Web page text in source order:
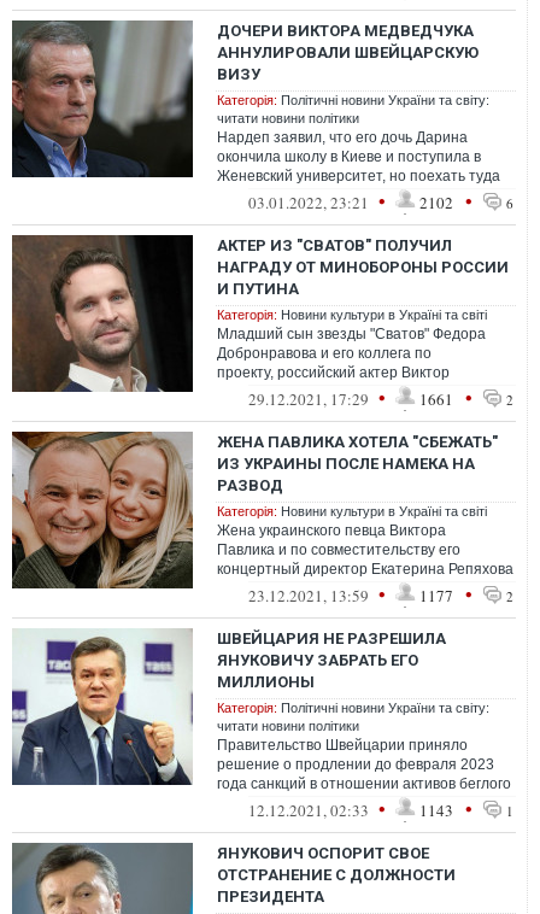
ДОЧЕРИ ВИКТОРА МЕДВЕДЧУКА
АННУЛИРОВАЛИ ШВЕЙЦАРСКУЮ
ВИЗУ
Категорія: Політичні новини України та світу:
читати новини політики
Нардеп заявил, что его дочь Дарина
окончила школу в Киеве и поступила в
Женевский университет, но поехать туда
учиться не смогла.
03.01.2022, 23:21 • 2102 • 6
АКТЕР ИЗ "СВАТОВ" ПОЛУЧИЛ
НАГРАДУ ОТ МИНОБОРОНЫ РОССИИ
И ПУТИНА
Категорія: Новини культури в Україні та світі
Младший сын звезды "Сватов" Федора
Добронравова и его коллега по
проекту, российский актер Виктор
Добронравов получил медаль "Памяти
героев Родины" от...
29.12.2021, 17:29 • 1661 • 2
ЖЕНА ПАВЛИКА ХОТЕЛА "СБЕЖАТЬ"
ИЗ УКРАИНЫ ПОСЛЕ НАМЕКА НА
РАЗВОД
Категорія: Новини культури в Україні та світі
Жена украинского певца Виктора
Павлика и по совместительству его
концертный директор Екатерина Репяхова
хотела "сбежать" из Украины вместе с их
23.12.2021, 13:59 • 1177 • 2
ШВЕЙЦАРИЯ НЕ РАЗРЕШИЛА
ЯНУКОВИЧУ ЗАБРАТЬ ЕГО
МИЛЛИОНЫ
Категорія: Політичні новини України та світу:
читати новини політики
Правительство Швейцарии приняло
решение о продлении до февраля 2023
года санкций в отношении активов беглого
президента Украины Виктора Януковича
12.12.2021, 02:33 • 1143 • 1
ЯНУКОВИЧ ОСПОРИТ СВОЕ
ОТСТРАНЕНИЕ С ДОЛЖНОСТИ
ПРЕЗИДЕНТА